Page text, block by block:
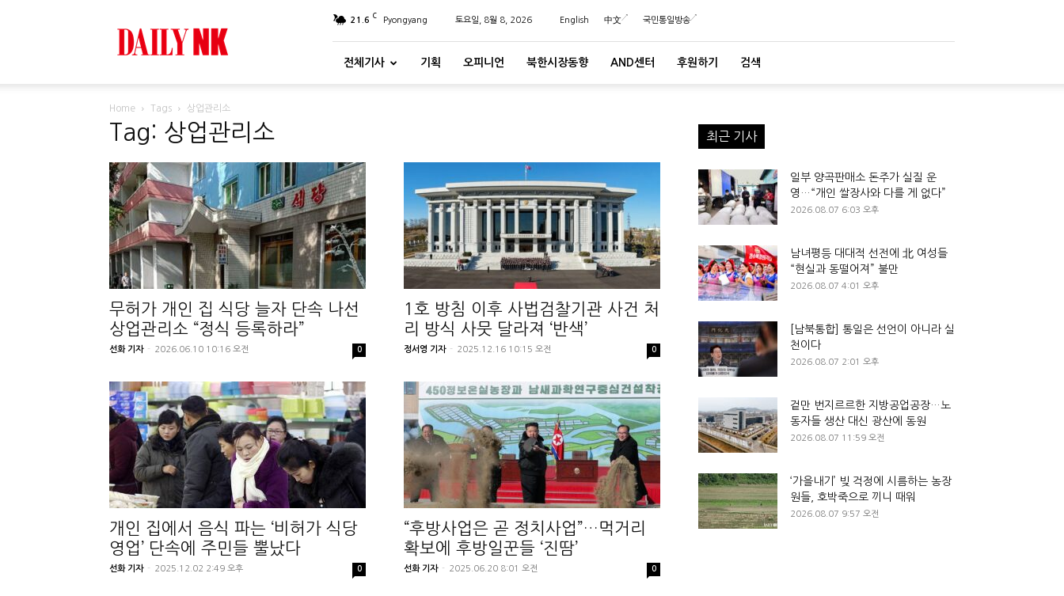
21.6 C Pyongyang 토요일, 8월 8, 2026 English 中文 국민통일방송
전체기사 기획 오피니언 북한시장동향 AND센터 후원하기 검색
Home Tags 상업관리소
Tag: 상업관리소
무허가 개인 집 식당 늘자 단속 나선
상업관리소 “정식 등록하라”
선화 기자 - 2026.06.10 10:16 오전 0
1호 방침 이후 사법검찰기관 사건 처
리 방식 사뭇 달라져 ‘반색’
정서영 기자 - 2025.12.16 10:15 오전 0
개인 집에서 음식 파는 ‘비허가 식당
영업’ 단속에 주민들 뿔났다
선화 기자 - 2025.12.02 2:49 오후 0
“후방사업은 곧 정치사업”…먹거리
확보에 후방일꾼들 ‘진땀’
선화 기자 - 2025.06.20 8:01 오전 0
최근 기사
일부 양곡판매소 돈주가 실질 운
영…“개인 쌀장사와 다를 게 없다”
2026.08.07 6:03 오후
남녀평등 대대적 선전에 北 여성들
“현실과 동떨어져” 불만
2026.08.07 4:01 오후
[남북통합] 통일은 선언이 아니라 실
천이다
2026.08.07 2:01 오후
겉만 번지르르한 지방공업공장…노
동자들 생산 대신 광산에 동원
2026.08.07 11:59 오전
‘가을내기’ 빚 걱정에 시름하는 농장
원들, 호박죽으로 끼니 때워
2026.08.07 9:57 오전